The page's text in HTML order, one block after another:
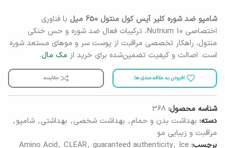
شامپو ضد شوره کلیر آیس کول منتول 650 میل
با فناوری
اختصاصی Nutrium 10، ترکیبات فعال ضد شوره و حس خنکی
منتول، راهکار تخصصی مراقبت از پوست سر و موهای مستعد شوره
است. اصالت و کیفیت تضمین‌شده برای خرید از مک مال.
افزودن به علاقه مندی ها مقایسه
شناسه محصول: 368
دسته: بهداشت بدن و حمام, بهداشت شخصی, بهداشتی, شامپو,
مراقبت و زیبایی مو
برچسب:
Amino Acid, CLEAR, guaranteed authenticity, Ice